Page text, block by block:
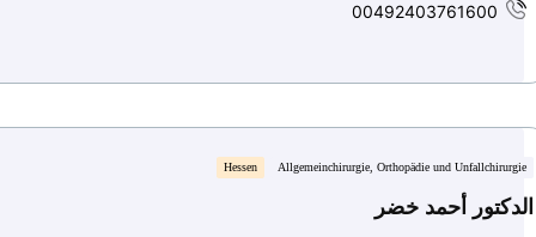
00492403761600
Allgemeinchirurgie, Orthopädie und Unfallchirurgie
Hessen
الدكتور أحمد خضر